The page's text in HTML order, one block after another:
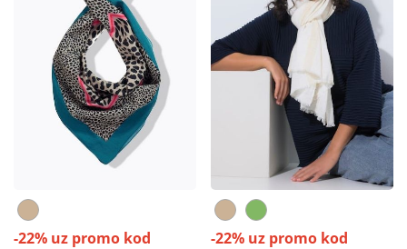
-22% uz promo kod -22% uz promo kod